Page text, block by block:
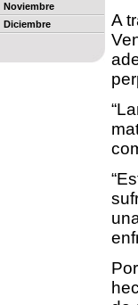
Noviembre
Diciembre
A